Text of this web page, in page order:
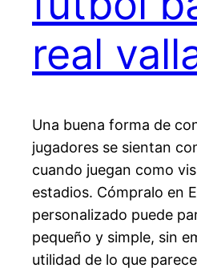
real
Una buena forma de
jugadores se sientan
cuando juegan como
estadios. Cómpralo en
personalizado puede
pequeño y simple, sin
utilidad de lo que